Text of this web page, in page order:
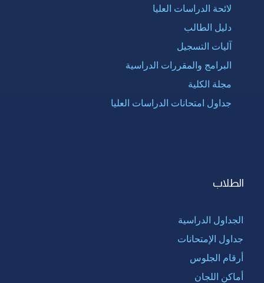
لائحة الدراسات العليا
دليل الطالب
آليات التسجيل
البرامج والمقررات الدراسية
مجلة الكلية
جداول امتحانات الدراسات العليا
الطلاب
الجداول الدراسية
جداول الإمتحانات
أرقام الجلوس
أماكن اللجان